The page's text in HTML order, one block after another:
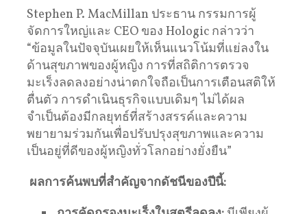
Stephen P. MacMillan ประธาน กรรมการผู้
จัดการใหญ่และ CEO ของ Hologic กล่าวว่า
“ข้อมูลในปัจจุบันเผยให้เห็นแนวโน้มที่แย่ลงใน
ด้านสุขภาพของผู้หญิง การที่สถิติการตรวจ
มะเร็งลดลงอย่างน่าตกใจถือเป็นการเตือนสติให้
ตื่นตัว การดำเนินธุรกิจแบบเดิมๆ ไม่ได้ผล
จำเป็นต้องมีกลยุทธ์ที่สร้างสรรค์และความ
พยายามร่วมกันเพื่อปรับปรุงสุขภาพและความ
เป็นอยู่ที่ดีของผู้หญิงทั่วโลกอย่างยั่งยืน”
ผลการค้นพบที่สำคัญจากดัชนีของปีนี้: